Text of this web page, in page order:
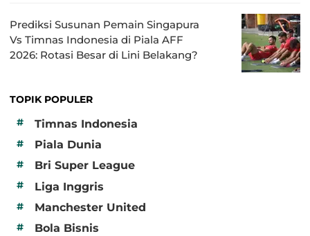
Prediksi Susunan Pemain Singapura
Vs Timnas Indonesia di Piala AFF
2026: Rotasi Besar di Lini Belakang?
TOPIK POPULER
#
Timnas Indonesia
# Piala Dunia
# Bri Super League
# Liga Inggris
# Manchester United
# Bola Bisnis